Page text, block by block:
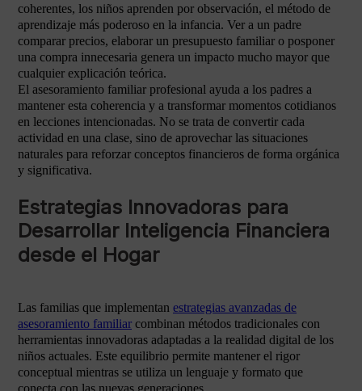
coherentes, los niños aprenden por observación, el método de
aprendizaje más poderoso en la infancia. Ver a un padre
comparar precios, elaborar un presupuesto familiar o posponer
una compra innecesaria genera un impacto mucho mayor que
cualquier explicación teórica.
El asesoramiento familiar profesional ayuda a los padres a
mantener esta coherencia y a transformar momentos cotidianos
en lecciones intencionadas. No se trata de convertir cada
actividad en una clase, sino de aprovechar las situaciones
naturales para reforzar conceptos financieros de forma orgánica
y significativa.
Estrategias Innovadoras para
Desarrollar Inteligencia Financiera
desde el Hogar
Las familias que implementan estrategias avanzadas de
asesoramiento familiar combinan métodos tradicionales con
herramientas innovadoras adaptadas a la realidad digital de los
niños actuales. Este equilibrio permite mantener el rigor
conceptual mientras se utiliza un lenguaje y formato que
conecta con las nuevas generaciones.